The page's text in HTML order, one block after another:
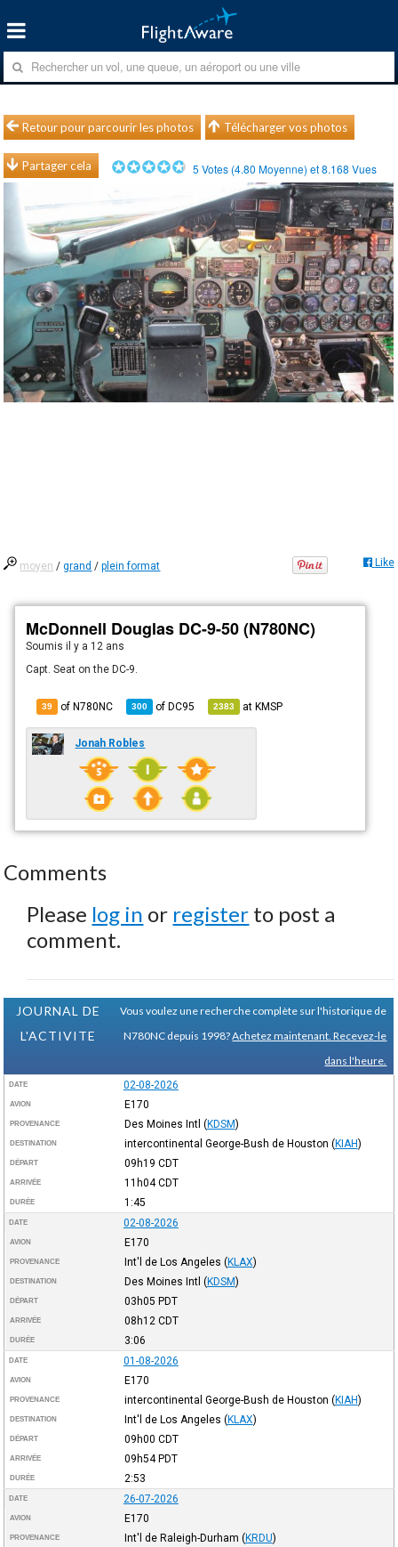
Retour pour parcourir les photos Télécharger vos photos
Partager cela 5 Votes (4.80 Moyenne) et8.168 Vues
moyen /grand /plein format Like
McDonnell Douglas DC-9-50 (N780NC)
Soumisil y a 12 ans
Capt. Seat on the DC-9.
39 of N780NC 300 ofDC95 2383 atKMSP
Jonah Robles
Comments
Please log in or register to post a
comment.
JOURNAL DE
L'ACTIVITE
Vous voulez une recherche complète sur l'historique de
N780NC depuis 1998?Achetez maintenant. Recevez-le
dans l'heure.
DATE 02-08-2026
AVION E170
PROVENANCE Des Moines Intl (KDSM)
DESTINATION intercontinental George-Bush de Houston (KIAH)
DÉPART 09h19 CDT
ARRIVÉE 11h04CDT
DURÉE 1:45
DATE 02-08-2026
AVION E170
PROVENANCE Int'l de Los Angeles (KLAX)
DESTINATION Des Moines Intl (KDSM)
DÉPART 03h05 PDT
ARRIVÉE 08h12 CDT
DURÉE 3:06
DATE 01-08-2026
AVION E170
PROVENANCE intercontinental George-Bush de Houston (KIAH)
DESTINATION Int'l de Los Angeles (KLAX)
DÉPART 09h00 CDT
ARRIVÉE 09h54PDT
DURÉE 2:53
DATE 26-07-2026
AVION E170
PROVENANCE Int'l de Raleigh-Durham (KRDU)